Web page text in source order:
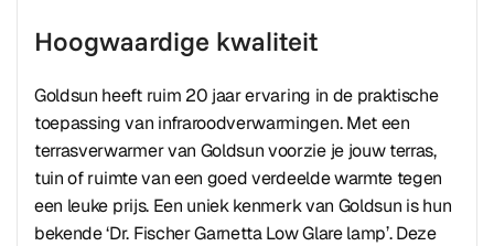
Hoogwaardige kwaliteit
Goldsun heeft ruim 20 jaar ervaring in de praktische
toepassing van infraroodverwarmingen. Met een
terrasverwarmer van Goldsun voorzie je jouw terras,
tuin of ruimte van een goed verdeelde warmte tegen
een leuke prijs. Een uniek kenmerk van Goldsun is hun
bekende ‘Dr. Fischer Garnetta Low Glare lamp’. Deze